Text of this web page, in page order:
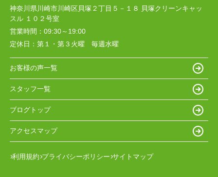
神奈川県川崎市川崎区貝塚２丁目５－１８ 貝塚クリーンキャッ
スル １０２号室
営業時間： 09:30～19:00
定休日： 第１・第３火曜 毎週水曜
お客様の声一覧
スタッフ一覧
ブログトップ
アクセスマップ
利用規約 プライバシーポリシー サイトマップ